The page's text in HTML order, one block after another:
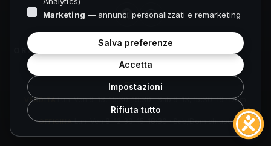
ORARI FOLIGNO
VENDITALun–Ven 9–13, 15:30–19:30 · Sab 9–13, 15:30–19 · Dom
chiuso
OFFICINALun–Ven 8–12:30, 15–18:30 · Sab/Dom chiuso
Marketing — annunci personalizzati e remarketing
Rifiuta tutto
Impostazioni
Accetta
Salva preferenze